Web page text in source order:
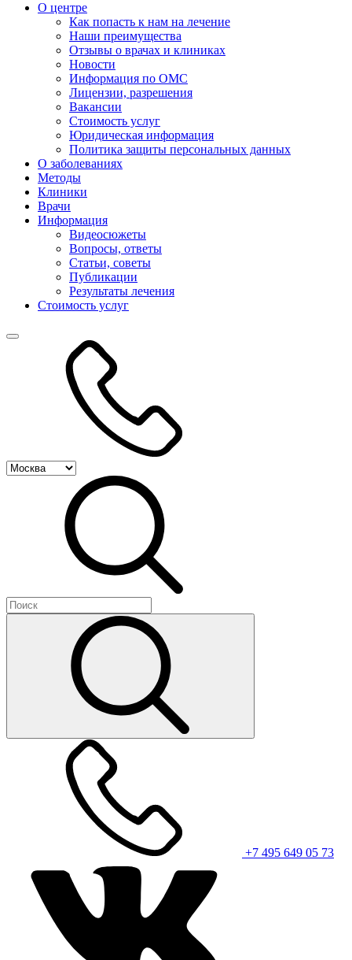
О центре
Как попасть к нам на лечение
Наши преимущества
Отзывы о врачах и клиниках
Новости
Информация по ОМС
Лицензии, разрешения
Вакансии
Стоимость услуг
Юридическая информация
Политика защиты персональных данных
О заболеваниях
Методы
Клиники
Врачи
Информация
Видеосюжеты
Вопросы, ответы
Статьи, советы
Публикации
Результаты лечения
Стоимость услуг
+7 495 649 05 73